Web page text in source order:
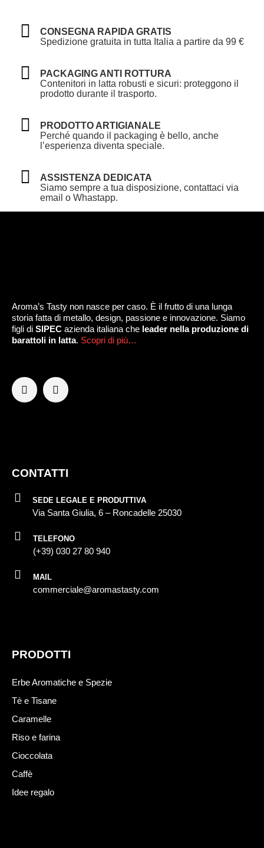
CONSEGNA RAPIDA GRATIS
Spedizione gratuita in tutta Italia a partire da 99 €
PACKAGING ANTI ROTTURA
Contenitori in latta robusti e sicuri: proteggono il
prodotto durante il trasporto.
PRODOTTO ARTIGIANALE
Perché quando il packaging è bello, anche
l’esperienza diventa speciale.
ASSISTENZA DEDICATA
Siamo sempre a tua disposizione, contattaci via
email o Whastapp.
Aroma’s Tasty non nasce per caso. È il frutto di una lunga
storia fatta di metallo, design, passione e innovazione. Siamo
figli di SIPEC azienda italiana che leader nella produzione di
barattoli in latta. Scopri di più…
CONTATTI
SEDE LEGALE E PRODUTTIVA
Via Santa Giulia, 6 – Roncadelle 25030
TELEFONO
(+39) 030 27 80 940
MAIL
commerciale@aromastasty.com
PRODOTTI
Erbe Aromatiche e Spezie
Tè e Tisane
Caramelle
Riso e farina
Cioccolata
Caffè
Idee regalo